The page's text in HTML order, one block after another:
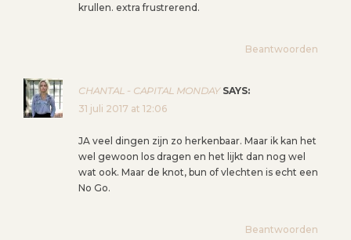
krullen. extra frustrerend.
Beantwoorden
CHANTAL - CAPITAL MONDAY SAYS:
31 juli 2017 at 12:06
JA veel dingen zijn zo herkenbaar. Maar ik kan het
wel gewoon los dragen en het lijkt dan nog wel
wat ook. Maar de knot, bun of vlechten is echt een
No Go.
Beantwoorden